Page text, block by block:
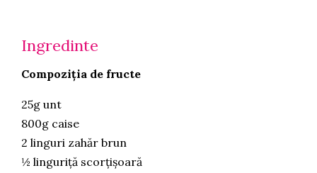
Ingredinte
Compoziția de fructe
25g unt
800g caise
2 linguri zahăr brun
½ linguriță scorțișoară